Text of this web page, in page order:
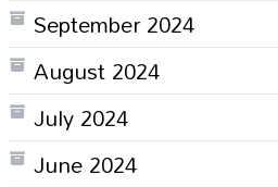
September 2024
August 2024
July 2024
June 2024